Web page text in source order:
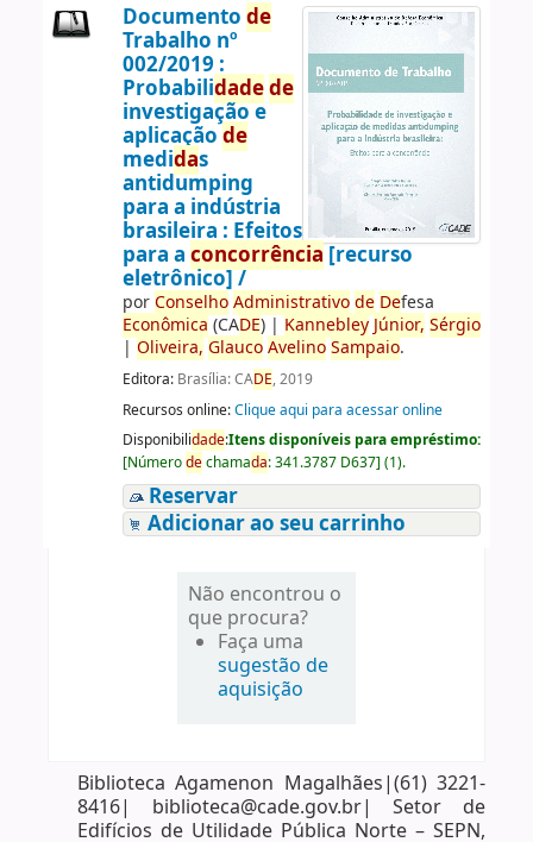
Documento de
Trabalho nº
002/2019 :
Probabilidadede
investigação e
aplicação de
medidas
antidumping
para a indústria
brasileira : Efeitos
para a concorrência [recurso
eletrônico] /
porConselho Administrativo de Defesa
Econômica (CADE)| Kannebley Júnior, Sérgio
| Oliveira, Glauco Avelino Sampaio.
Editora: Brasília: CADE, 2019
Recursos online:Clique aqui para acessar online
Disponibilidade:Itens disponíveis para empréstimo:
[Númerodechamada:341.3787 D637] (1).
Reservar
Adicionar ao seu carrinho
Não encontrou o
que procura?
Faça uma
sugestão de
aquisição
Biblioteca Agamenon Magalhães|(61) 3221-
8416| biblioteca@cade.gov.br| Setor de
Edifícios de Utilidade Pública Norte – SEPN,